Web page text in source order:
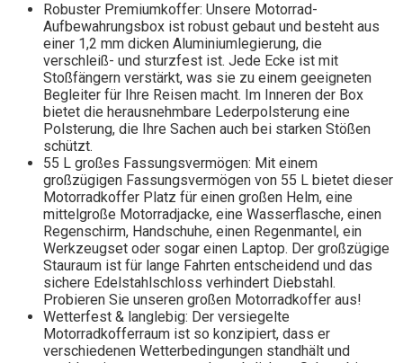
Robuster Premiumkoffer: Unsere Motorrad-
Aufbewahrungsbox ist robust gebaut und besteht aus
einer 1,2 mm dicken Aluminiumlegierung, die
verschleiß- und sturzfest ist. Jede Ecke ist mit
Stoßfängern verstärkt, was sie zu einem geeigneten
Begleiter für Ihre Reisen macht. Im Inneren der Box
bietet die herausnehmbare Lederpolsterung eine
Polsterung, die Ihre Sachen auch bei starken Stößen
schützt.
55 L großes Fassungsvermögen: Mit einem
großzügigen Fassungsvermögen von 55 L bietet dieser
Motorradkoffer Platz für einen großen Helm, eine
mittelgroße Motorradjacke, eine Wasserflasche, einen
Regenschirm, Handschuhe, einen Regenmantel, ein
Werkzeugset oder sogar einen Laptop. Der großzügige
Stauraum ist für lange Fahrten entscheidend und das
sichere Edelstahlschloss verhindert Diebstahl.
Probieren Sie unseren großen Motorradkoffer aus!
Wetterfest & langlebig: Der versiegelte
Motorradkofferraum ist so konzipiert, dass er
verschiedenen Wetterbedingungen standhält und